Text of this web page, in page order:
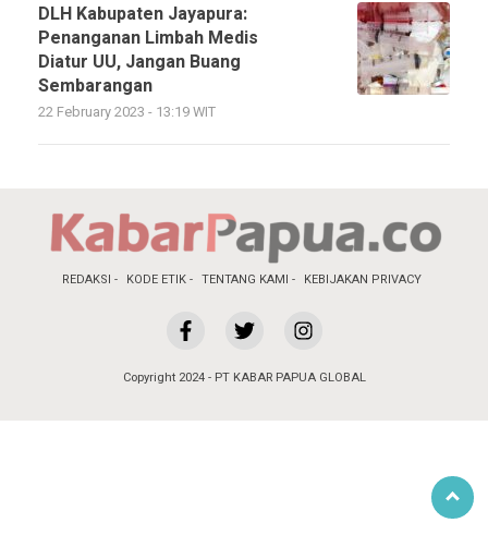
DLH Kabupaten Jayapura:
Penanganan Limbah Medis
Diatur UU, Jangan Buang
Sembarangan
22 February 2023 - 13:19 WIT
REDAKSI KODE ETIK TENTANG KAMI KEBIJAKAN PRIVACY
Copyright 2024 - PT KABAR PAPUA GLOBAL